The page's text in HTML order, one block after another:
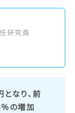
研究員
なり、前
の増加